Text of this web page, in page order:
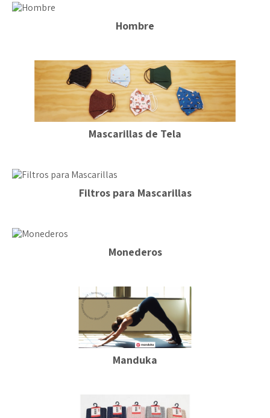
Hombre
Mascarillas de Tela
Filtros para Mascarillas
Monederos
Manduka